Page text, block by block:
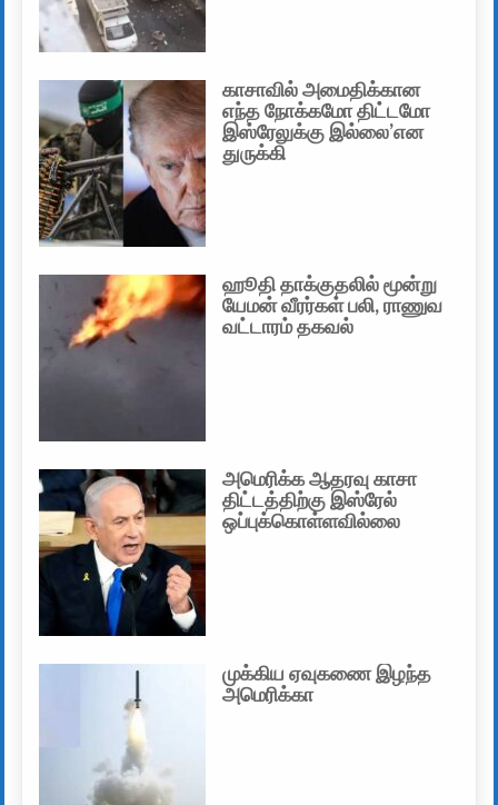
காசாவில் அமைதிக்கான
எந்த நோக்கமோ திட்டமோ
இஸ்ரேலுக்கு இல்லை’என
துருக்கி
ஹூதி தாக்குதலில் மூன்று
யேமன் வீரர்கள் பலி, ராணுவ
வட்டாரம் தகவல்
அமெரிக்க ஆதரவு காசா
திட்டத்திற்கு இஸ்ரேல்
ஒப்புக்கொள்ளவில்லை
முக்கிய ஏவுகணை இழந்த
அமெரிக்கா